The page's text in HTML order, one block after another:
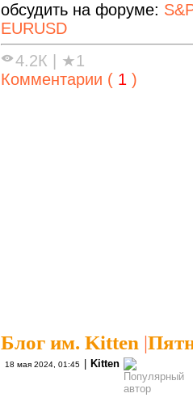
обсудить на форуме:
EURUSD
4.2К
★1
Комментарии ( 1 )
Блог им. Kitten |
18 мая 2024, 01:45 | Kitten